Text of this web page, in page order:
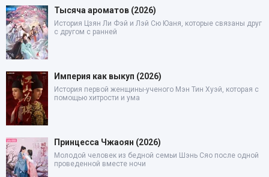
Тысяча ароматов (2026)
История Цзян Ли Фэй и Лэй Сю Юаня, которые связаны друг
с другом с ранней
Империя как выкуп (2026)
История первой женщины-ученого Мэн Тин Хуэй, которая с
помощью хитрости и ума
Принцесса Чжаоян (2026)
Молодой человек из бедной семьи Шэнь Сяо после одной
проведенной вместе ночи